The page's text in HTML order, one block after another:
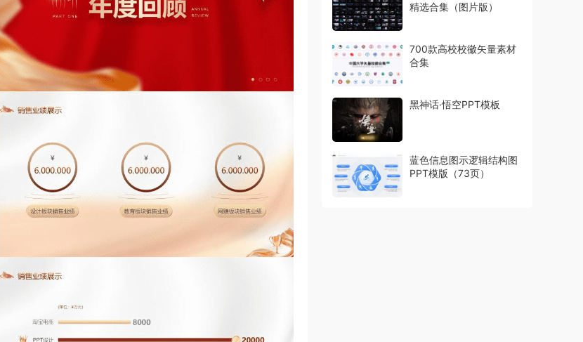
精选合集（图片版）
700款高校校徽矢量素材
合集
黑神话·悟空PPT模板
蓝色信息图示逻辑结构图
PPT模版（73页）